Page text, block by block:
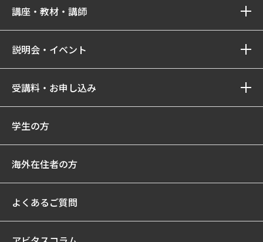
講座・教材・講師
説明会・イベント
受講料・お申し込み
学生の方
海外在住者の方
よくあるご質問